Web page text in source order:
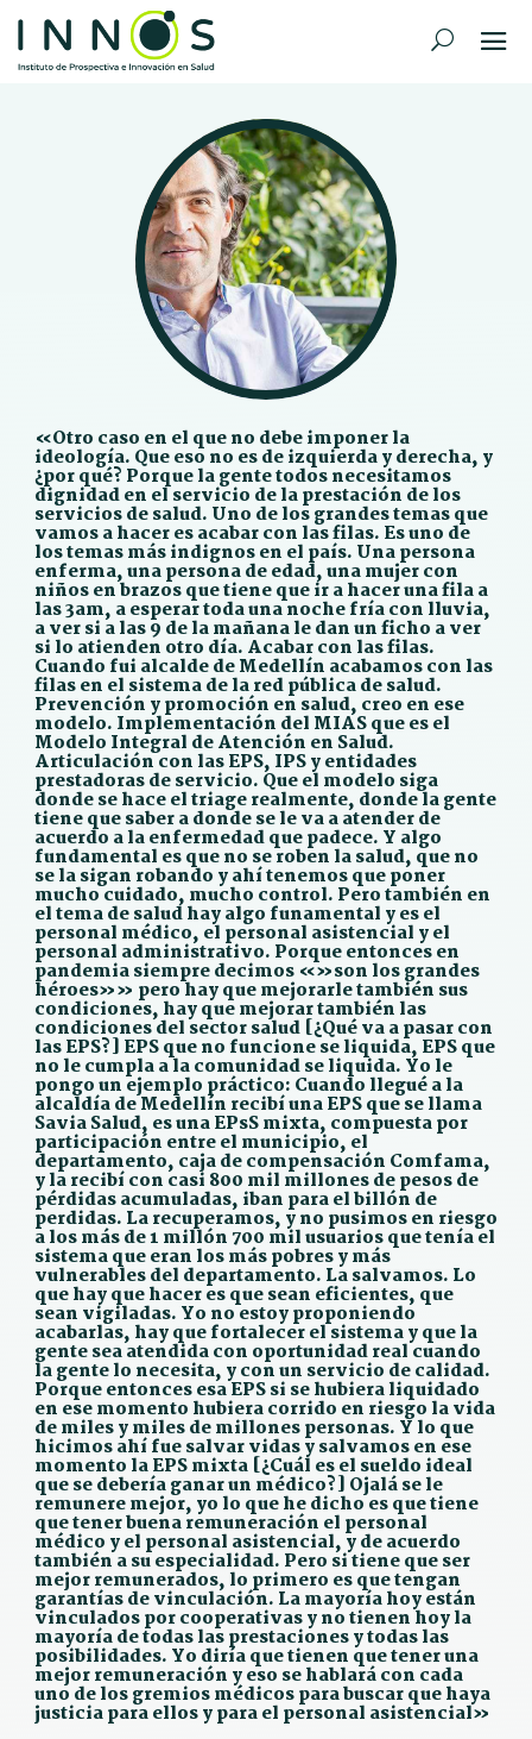
«Otro caso en el que no debe imponer la
ideología. Que eso no es de izquierda y derecha, y
¿por qué? Porque la gente todos necesitamos
dignidad en el servicio de la prestación de los
servicios de salud. Uno de los grandes temas que
vamos a hacer es acabar con las filas. Es uno de
los temas más indignos en el país. Una persona
enferma, una persona de edad, una mujer con
niños en brazos que tiene que ir a hacer una fila a
las 3am, a esperar toda una noche fría con lluvia,
a ver si a las 9 de la mañana le dan un ficho a ver
si lo atienden otro día. Acabar con las filas.
Cuando fui alcalde de Medellín acabamos con las
filas en el sistema de la red pública de salud.
Prevención y promoción en salud, creo en ese
modelo. Implementación del MIAS que es el
Modelo Integral de Atención en Salud.
Articulación con las EPS, IPS y entidades
prestadoras de servicio. Que el modelo siga
donde se hace el triage realmente, donde la gente
tiene que saber a donde se le va a atender de
acuerdo a la enfermedad que padece. Y algo
fundamental es que no se roben la salud, que no
se la sigan robando y ahí tenemos que poner
mucho cuidado, mucho control. Pero también en
el tema de salud hay algo funamental y es el
personal médico, el personal asistencial y el
personal administrativo. Porque entonces en
pandemia siempre decimos «»son los grandes
héroes»» pero hay que mejorarle también sus
condiciones, hay que mejorar también las
condiciones del sector salud [¿Qué va a pasar con
las EPS?] EPS que no funcione se liquida, EPS que
no le cumpla a la comunidad se liquida. Yo le
pongo un ejemplo práctico: Cuando llegué a la
alcaldía de Medellín recibí una EPS que se llama
Savia Salud, es una EPsS mixta, compuesta por
participación entre el municipio, el
departamento, caja de compensación Comfama,
y la recibí con casi 800 mil millones de pesos de
pérdidas acumuladas, iban para el billón de
perdidas. La recuperamos, y no pusimos en riesgo
a los más de 1 millón 700 mil usuarios que tenía el
sistema que eran los más pobres y más
vulnerables del departamento. La salvamos. Lo
que hay que hacer es que sean eficientes, que
sean vigiladas. Yo no estoy proponiendo
acabarlas, hay que fortalecer el sistema y que la
gente sea atendida con oportunidad real cuando
la gente lo necesita, y con un servicio de calidad.
Porque entonces esa EPS si se hubiera liquidado
en ese momento hubiera corrido en riesgo la vida
de miles y miles de millones personas. Y lo que
hicimos ahí fue salvar vidas y salvamos en ese
momento la EPS mixta [¿Cuál es el sueldo ideal
que se debería ganar un médico?] Ojalá se le
remunere mejor, yo lo que he dicho es que tiene
que tener buena remuneración el personal
médico y el personal asistencial, y de acuerdo
también a su especialidad. Pero si tiene que ser
mejor remunerados, lo primero es que tengan
garantías de vinculación. La mayoría hoy están
vinculados por cooperativas y no tienen hoy la
mayoría de todas las prestaciones y todas las
posibilidades. Yo diría que tienen que tener una
mejor remuneración y eso se hablará con cada
uno de los gremios médicos para buscar que haya
justicia para ellos y para el personal asistencial»